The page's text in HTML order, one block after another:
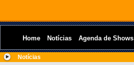
Home Notícias Agenda de Shows
Notícias